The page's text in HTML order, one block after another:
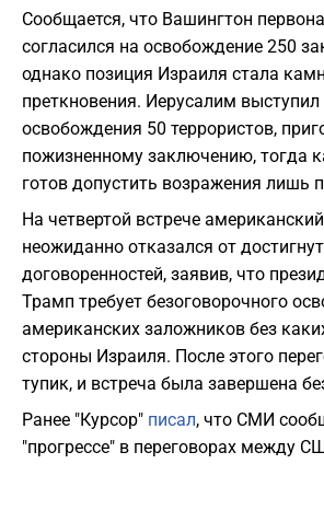
Сообщается, что Вашингтон
согласился на освобождение 250
однако позиция Израиля стала
преткновения. Иерусалим выступил
освобождения 50 террористов,
пожизненному заключению, тогда
готов допустить возражения лишь
На четвертой встрече
неожиданно отказался от
договоренностей, заявив, что
Трамп требует безоговорочного
американских заложников без
стороны Израиля. После этого
тупик, и встреча была завершена
Ранее "Курсор" писал, что СМИ
"прогрессе" в переговорах между